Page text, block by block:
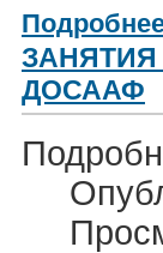
ДОСААФ